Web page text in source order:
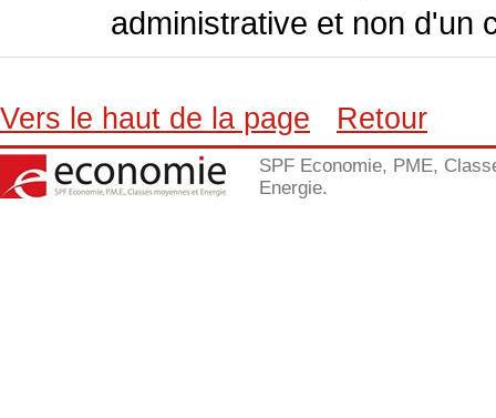
administrative et non d'un
Vers le haut de la page Retour
SPF Economie, PME,
Energie.